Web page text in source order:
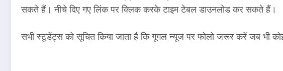
सकते हैं। नीचे दिए गए लिंक पर क्लिक करके टाइम टेबल डाउनलोड कर सकते हैं।
सभी स्टूडेंट्स को सूचित किया जाता है कि गूगल न्यूज पर फोलो जरूर करें जब भी